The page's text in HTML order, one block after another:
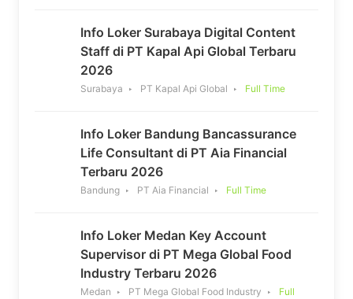
Info Loker Surabaya Digital Content
Staff di PT Kapal Api Global Terbaru
2026
Surabaya PT Kapal Api Global Full Time
Info Loker Bandung Bancassurance
Life Consultant di PT Aia Financial
Terbaru 2026
Bandung PT Aia Financial Full Time
Info Loker Medan Key Account
Supervisor di PT Mega Global Food
Industry Terbaru 2026
Medan PT Mega Global Food Industry
Full